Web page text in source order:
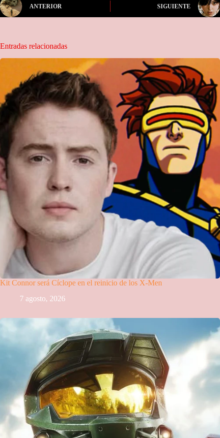
ANTERIOR SIGUIENTE
Entradas relacionadas
Kit Connor será Cíclope en el reinicio de los X-Men
7 agosto, 2026